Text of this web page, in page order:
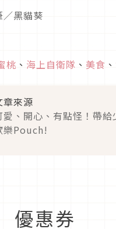
黑貓葵
桃 、 海上自衛隊 、 美食 、
章來源
愛、開心、有點怪！帶給
樂Pouch!
優惠券